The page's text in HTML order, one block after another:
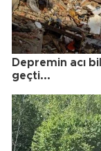
Depremin acı
geçti...